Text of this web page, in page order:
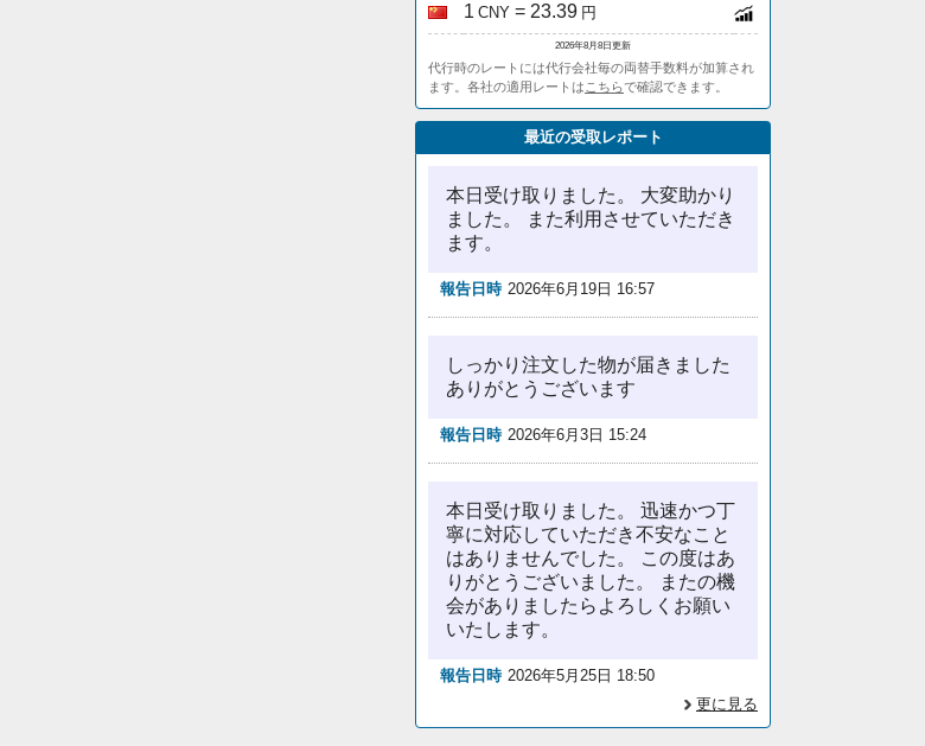
1 CNY = 23.39 円
2026年8月8日更新
代行時のレートには代行会社毎の両替手数料が加算され
ます。各社の適用レートは こちらで確認できます。
最近の受取レポート
本日受け取りました。 大変助かり
ました。 また利用させていただき
ます。
報告日時 2026年6月19日 16:57
しっかり注文した物が届きました
ありがとうございます
報告日時 2026年6月3日 15:24
本日受け取りました。 迅速かつ丁
寧に対応していただき不安なこと
はありませんでした。 この度はあ
りがとうございました。 またの機
会がありましたらよろしくお願い
いたします。
報告日時 2026年5月25日 18:50
更に見る